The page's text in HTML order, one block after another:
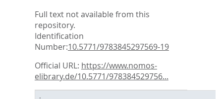
Full text not available from this
repository.
Identification
Number:10.5771/9783845297569-19
Official URL: https://www.nomos-
elibrary.de/10.5771/978384529756...